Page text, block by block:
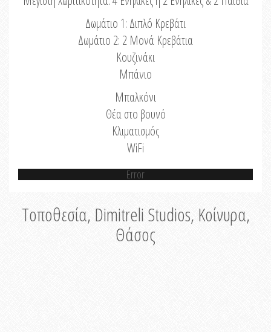
Δωμάτιο 1: Διπλό Κρεβάτι
Δωμάτιο 2: 2 Μονά Κρεβάτια
Κουζινάκι
Μπάνιο
Μπαλκόνι
Θέα στο βουνό
Κλιματισμός
WiFi
Error
Τοποθεσία, Dimitreli Studios, Κοίνυρα,
Θάσος